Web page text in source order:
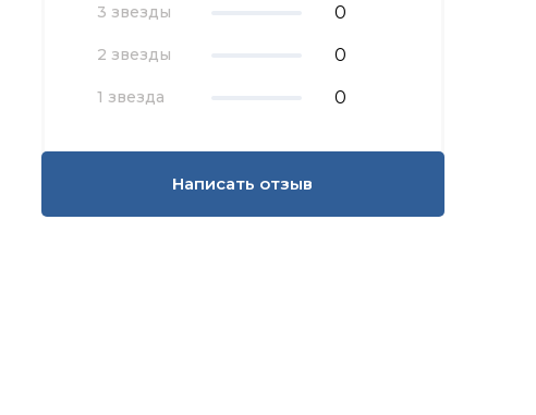
3 звезды 0
2 звезды 0
1 звезда 0
Написать отзыв